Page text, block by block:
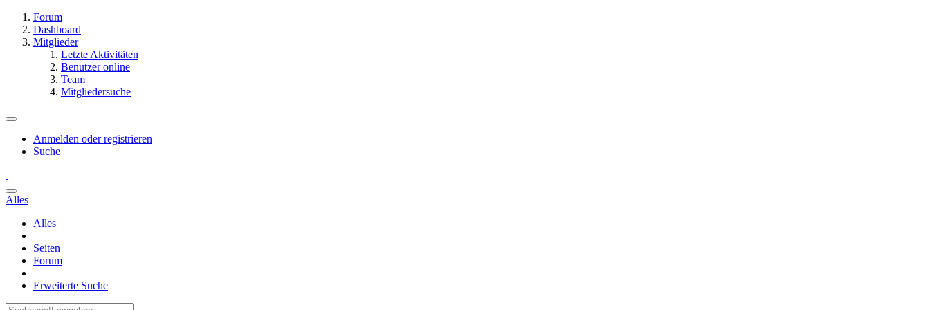
Forum
Dashboard
Mitglieder
Letzte Aktivitäten
Benutzer online
Team
Mitgliedersuche
Anmelden oder registrieren
Suche
Alles
Alles
Seiten
Forum
Erweiterte Suche